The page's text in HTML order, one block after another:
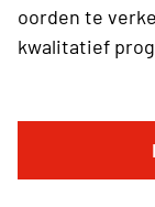
oorden te
kwalitatief